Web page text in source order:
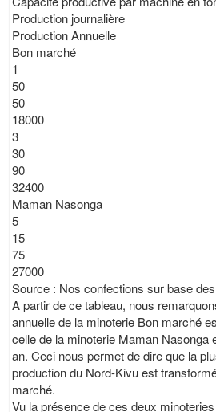
Production journalière
Production Annuelle
Bon marché
1
50
50
18000
3
30
90
32400
Maman Nasonga
5
15
75
27000
Source : Nos confections sur base
A partir de ce tableau, nous
annuelle de la minoterie Bon marché
celle de la minoterie Maman Nasonga
an. Ceci nous permet de dire que la
production du Nord-Kivu est
marché.
Vu la présence de ces deux